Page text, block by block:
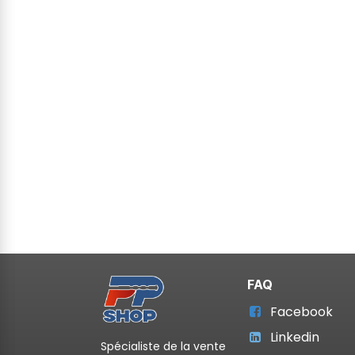
Spécialiste de la vente
FAQ
Facebook
Linkedin